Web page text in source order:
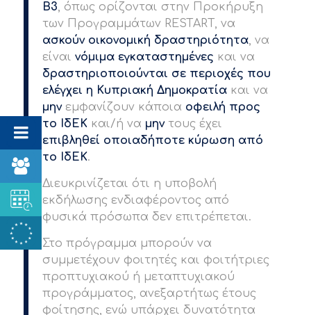
Β3, όπως ορίζονται στην Προκήρυξη
των Προγραμμάτων RESTART, να
ασκούν οικονομική δραστηριότητα, να
είναι νόμιμα εγκαταστημένες και να
δραστηριοποιούνται σε περιοχές που
ελέγχει η Κυπριακή Δημοκρατίακαι να
μηνεμφανίζουν κάποια οφειλή προς
το ΙδΕΚκαι/ή να μηντους έχει
επιβληθεί οποιαδήποτε κύρωση από
το ΙδΕΚ.
Διευκρινίζεται ότι η υποβολή
εκδήλωσης ενδιαφέροντος από
φυσικά πρόσωπα δεν επιτρέπεται.
Στο πρόγραμμα μπορούν να
συμμετέχουν φοιτητές και φοιτήτριες
προπτυχιακού ή μεταπτυχιακού
προγράμματος, ανεξαρτήτως έτους
φοίτησης, ενώ υπάρχει δυνατότητα